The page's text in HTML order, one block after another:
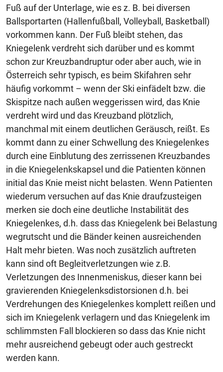
Fuß auf der Unterlage, wie es z. B. bei diversen
Ballsportarten (Hallenfußball, Volleyball, Basketball)
vorkommen kann. Der Fuß bleibt stehen, das
Kniegelenk verdreht sich darüber und es kommt
schon zur Kreuzbandruptur oder aber auch, wie in
Österreich sehr typisch, es beim Skifahren sehr
häufig vorkommt – wenn der Ski einfädelt bzw. die
Skispitze nach außen weggerissen wird, das Knie
verdreht wird und das Kreuzband plötzlich,
manchmal mit einem deutlichen Geräusch, reißt. Es
kommt dann zu einer Schwellung des Kniegelenkes
durch eine Einblutung des zerrissenen Kreuzbandes
in die Kniegelenkskapsel und die Patienten können
initial das Knie meist nicht belasten. Wenn Patienten
wiederum versuchen auf das Knie draufzusteigen
merken sie doch eine deutliche Instabilität des
Kniegelenkes, d.h. dass das Kniegelenk bei Belastung
wegrutscht und die Bänder keinen ausreichenden
Halt mehr bieten. Was noch zusätzlich auftreten
kann sind oft Begleitverletzungen wie z.B.
Verletzungen des Innenmeniskus, dieser kann bei
gravierenden Kniegelenksdistorsionen d.h. bei
Verdrehungen des Kniegelenkes komplett reißen und
sich im Kniegelenk verlagern und das Kniegelenk im
schlimmsten Fall blockieren so dass das Knie nicht
mehr ausreichend gebeugt oder auch gestreckt
werden kann.